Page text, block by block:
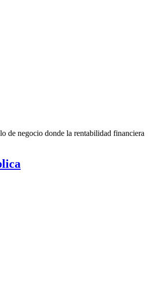
de negocio donde la rentabilidad financiera